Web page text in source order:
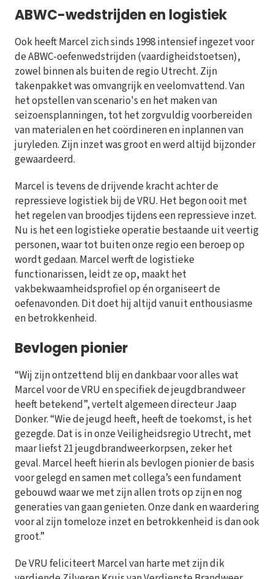
ABWC-wedstrijden en logistiek
Ook heeft Marcel zich sinds 1998 intensief ingezet voor
de ABWC-oefenwedstrijden (vaardigheidstoetsen),
zowel binnen als buiten de regio Utrecht. Zijn
takenpakket was omvangrijk en veelomvattend. Van
het opstellen van scenario's en het maken van
seizoensplanningen, tot het zorgvuldig voorbereiden
van materialen en het coördineren en inplannen van
juryleden. Zijn inzet was groot en werd altijd bijzonder
gewaardeerd.
Marcel is tevens de drijvende kracht achter de
repressieve logistiek bij de VRU. Het begon ooit met
het regelen van broodjes tijdens een repressieve inzet.
Nu is het een logistieke operatie bestaande uit veertig
personen, waar tot buiten onze regio een beroep op
wordt gedaan. Marcel werft de logistieke
functionarissen, leidt ze op, maakt het
vakbekwaamheidsprofiel op én organiseert de
oefenavonden. Dit doet hij altijd vanuit enthousiasme
en betrokkenheid.
Bevlogen pionier
“Wij zijn ontzettend blij en dankbaar voor alles wat
Marcel voor de VRU en specifiek de jeugdbrandweer
heeft betekend”, vertelt algemeen directeur Jaap
Donker. “Wie de jeugd heeft, heeft de toekomst, is het
gezegde. Dat is in onze Veiligheidsregio Utrecht, met
maar liefst 21 jeugdbrandweerkorpsen, zeker het
geval. Marcel heeft hierin als bevlogen pionier de basis
voor gelegd en samen met collega’s een fundament
gebouwd waar we met zijn allen trots op zijn en nog
generaties van gaan genieten. Onze dank en waardering
voor al zijn tomeloze inzet en betrokkenheid is dan ook
groot.”
De VRU feliciteert Marcel van harte met zijn dik